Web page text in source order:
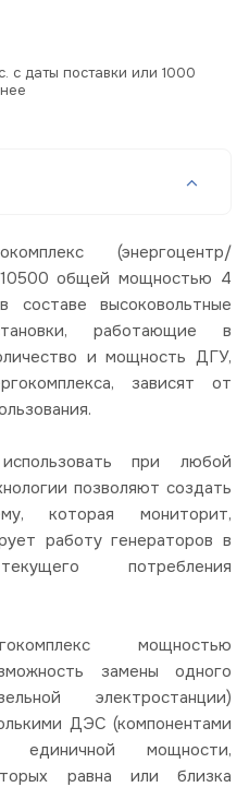
с даты поставки или 1000
(энергоцентр/
общей мощностью 4
высоковольтные
работающие в
и мощность ДГУ,
зависят от
при любой
позволяют создать
которая мониторит,
работу генераторов в
потребления
мощностью
замены одного
электростанции)
ДЭС (компонентами
единичной мощности,
равна или близка